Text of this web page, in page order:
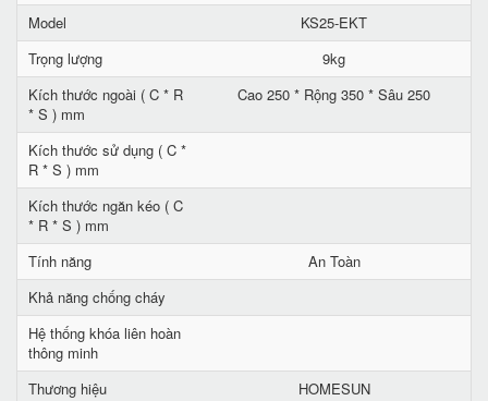
Model
KS25-EKT
Trọng lượng
9kg
Kích thước ngoài ( C * R
* S ) mm
Cao 250 * Rộng 350 * Sâu 250
Kích thước sử dụng ( C *
R * S ) mm
Kích thước ngăn kéo ( C
* R * S ) mm
Tính năng
An Toàn
Khả năng chống cháy
Hệ thống khóa liên hoàn
thông minh
Thương hiệu
HOMESUN